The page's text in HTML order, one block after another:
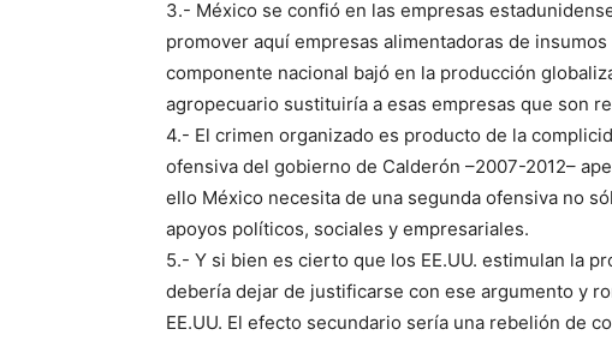
3.- México se confió en las empresas
promover aquí empresas alimentadoras de
componente nacional bajó en la producción
agropecuario sustituiría a esas empresas que son
4.- El crimen organizado es producto de la
ofensiva del gobierno de Calderón –2007-2012–
ello México necesita de una segunda ofensiva no
apoyos políticos, sociales y empresariales.
5.- Y si bien es cierto que los EE.UU. estimulan la
debería dejar de justificarse con ese argumento y
EE.UU. El efecto secundario sería una rebelión de